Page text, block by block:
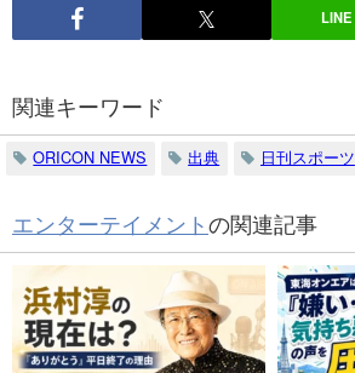
LINE
関連キーワード
ORICON NEWS 出典 日刊スポーツ
エンターテイメントの関連記事